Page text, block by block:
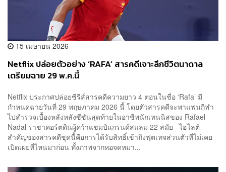
15 เมษายน 2026
Netflix ปล่อยตัวอย่าง ‘RAFA’ สารคดีเจาะลึกชีวิตนาดาล
เตรียมฉาย 29 พ.ค.นี้
Netflix ประกาศปล่อยซีรีส์สารคดีความยาว 4 ตอนในชื่อ ‘Rafa’ มี
กำหนดฉายวันที่ 29 พฤษภาคม 2026 นี้ โดยตัวสารคดีจะพาแฟนกีฬา
ไปสำรวจเบื้องหลังหลังซีซันสุดท้ายในอาชีพนักเทนนิสของ Rafael
Nadal ราชาคอร์ตดินผู้คว้าแชมป์แกรนด์สแลม 22 สมัย ไฮไลต์
สำคัญของสารคดีชุดนี้คือการได้รับสิทธิ์เข้าถึงฟุตเทจส่วนตัวที่ไม่เคย
เปิดเผยที่ไหนมาก่อน ทั้งภาพจากหอจดหมา...